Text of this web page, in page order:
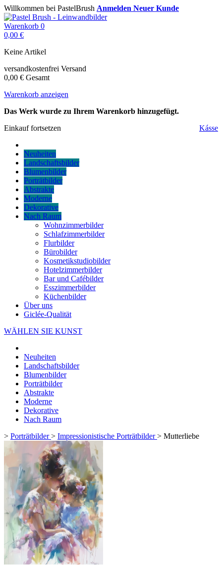
Willkommen bei PastelBrush Anmelden Neuer Kunde
Warenkorb 0
0,00 €
Keine Artikel
versandkostenfrei Versand
0,00 € Gesamt
Warenkorb anzeigen
Das Werk wurde zu Ihrem Warenkorb hinzugefügt.
Einkauf fortsetzen
Kásse
Neuheiten
Landschaftsbilder
Blumenbilder
Porträtbilder
Abstrakte
Moderne
Dekorative
Nach Raum
Wohnzimmerbilder
Schlafzimmerbilder
Flurbilder
Bürobilder
Kosmetikstudiobilder
Hotelzimmerbilder
Bar und Cafébilder
Esszimmerbilder
Küchenbilder
Über uns
Giclée-Qualität
WÄHLEN SIE KUNST
Neuheiten
Landschaftsbilder
Blumenbilder
Porträtbilder
Abstrakte
Moderne
Dekorative
Nach Raum
> Porträtbilder> Impressionistische Porträtbilder> Mutterliebe